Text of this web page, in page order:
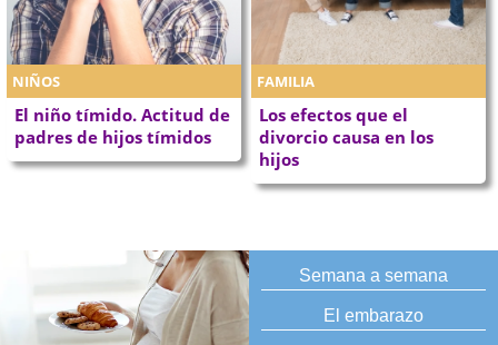
NIÑOS
El niño tímido. Actitud de
padres de hijos tímidos
FAMILIA
Los efectos que el
divorcio causa en los
hijos
Semana a semana
El embarazo